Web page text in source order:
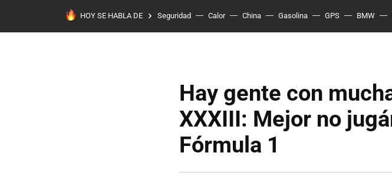
HOY SE HABLA DE Seguridad Calor China Gasolina GPS BMW
Hay gente con
XXXIII: Mejor no
Fórmula 1